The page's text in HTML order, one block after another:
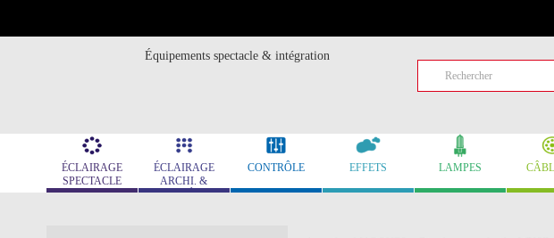
Équipements spectacle & intégration
ÉCLAIRAGE
SPECTACLE
ÉCLAIRAGE
ARCHI. &
MUSÉO.
CONTRÔLE EFFETS LAMPES